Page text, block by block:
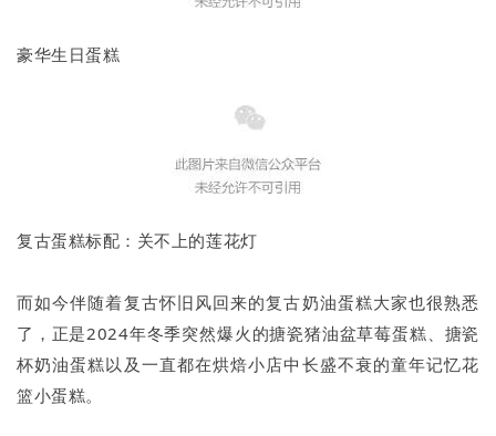
豪华生日蛋糕
复古蛋糕标配：关不上的莲花灯
而如今伴随着复古怀旧风回来的复古奶油蛋糕大家也很熟悉
了，正是2024年冬季突然爆火的搪瓷猪油盆草莓蛋糕、搪瓷
杯奶油蛋糕以及一直都在烘焙小店中长盛不衰的童年记忆花
篮小蛋糕。